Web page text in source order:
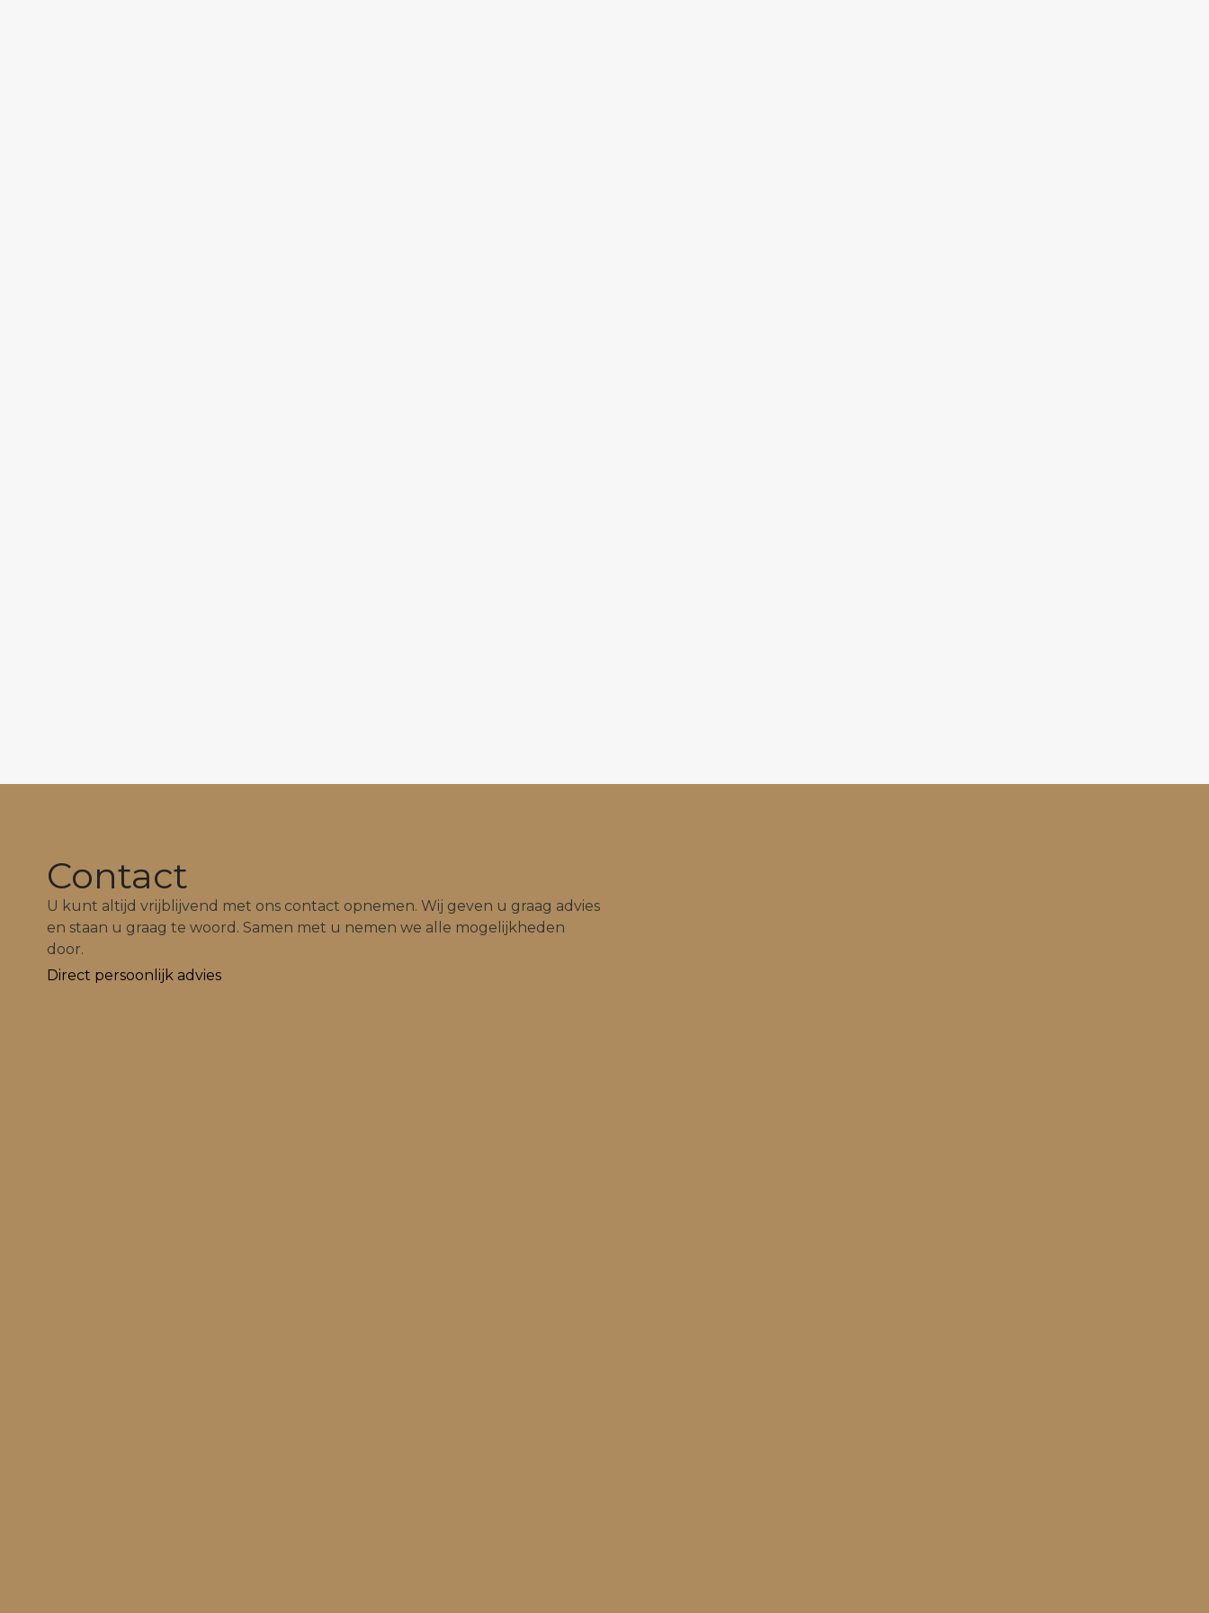
Contact
U kunt altijd vrijblijvend met ons contact opnemen. Wij geven u graag advies
en staan u graag te woord. Samen met u nemen we alle mogelijkheden
door.
Direct persoonlijk advies